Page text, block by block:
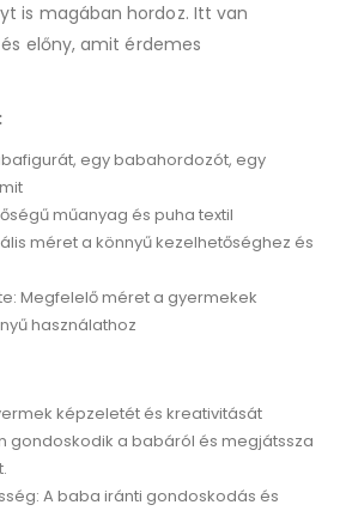
is magában hordoz. Itt van
előny, amit érdemes
egy babahordozót, egy
műanyag és puha textil
méret a könnyű kezelhetőséghez és
Megfelelő méret a gyermekek
használathoz
képzeletét és kreativitását
gondoskodik a babáról és megjátssza
A baba iránti gondoskodás és